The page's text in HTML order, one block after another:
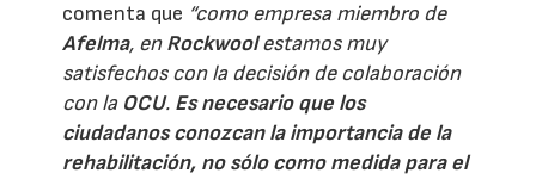
comenta que “como empresa miembro de
Afelma, enRockwoolestamos muy
satisfechos con la decisión de colaboración
con la OCU. Es necesario que los
ciudadanos conozcan la importancia de la
rehabilitación, no sólo como medida para el